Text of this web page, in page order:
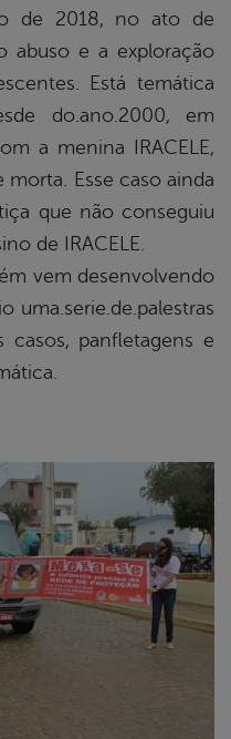
de 2018, no ato de
abuso e a exploração
Está temática
do.ano.2000, em
a menina IRACELE,
morta. Esse caso ainda
que não conseguiu
de IRACELE.
vem desenvolvendo
uma.serie.de.palestras
casos, panfletagens e